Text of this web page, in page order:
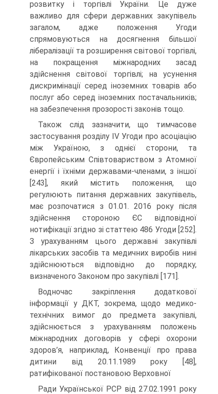
розвитку і торгівлі України. Це дуже
важливо для сфери державних закупівель
загалом, адже положення Угоди
спрямовуються на досягнення більшої
лібералізації та розширення світової торгівлі,
на покращення міжнародних засад
здійснення світової торгівлі; на усунення
дискримінації серед іноземних товарів або
послуг або серед іноземних постачальників;
на забезпечення прозорості законів тощо.
Також слід зазначити, що тимчасове
застосування розділу IV Угоди про асоціацію
між Україною, з однієї сторони, та
Європейським Співтовариством з Атомної
енергії і їхніми державами-членами, з іншої
[243], який містить положення, що
регулюють питання державних закупівель,
має розпочатися з 01.01. 2016 року після
здійснення стороною ЄС відповідної
нотифікації згідно зі статтею 486 Угоди [252].
З урахуванням цього державні закупівлі
лікарських засобів та медичних виробів нині
здійснюються відповідно до порядку,
визначеного Законом про закупівлі [171].
Водночас закріплення додаткової
інформації у ДКТ, зокрема, щодо медико-
технічних вимог до предмета закупівлі,
здійснюється з урахуванням положень
міжнародних договорів у сфері охорони
здоров’я, наприклад, Конвенції про права
дитини від 20.11.1989 року [48],
ратифікованої постановою Верховної
Ради Української РСР від 27.02.1991 року